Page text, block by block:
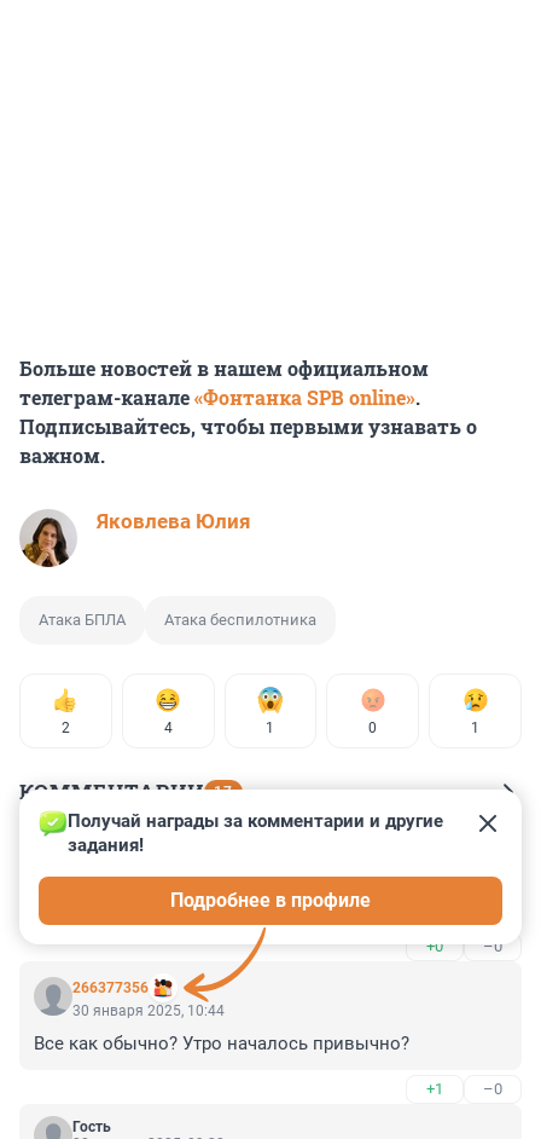
Больше новостей в нашем официальном
телеграм-канале«Фонтанка SPB online».
Подписывайтесь, чтобы первыми узнавать о
важном.
Яковлева Юлия
Атака БПЛА Атака беспилотника
2 4 1 0 1
КОММЕНТАРИИ 17
Гость
пятачки из сум особенно рады...
+0 –0
266377356
Получай награды за комментарии и другие
задания!
Подробнее в профиле
30 января 2025, 10:44
Все как обычно? Утро началось привычно?
+1 –0
Гость